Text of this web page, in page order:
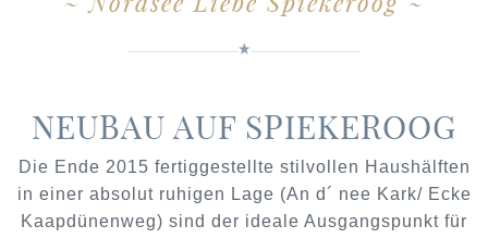
NEUBAU AUF SPIEKEROOG
Die Ende 2015 fertiggestellte stilvollen Haushälften
in einer absolut ruhigen Lage (An d´ nee Kark/ Ecke
Kaapdünenweg) sind der ideale Ausgangspunkt für